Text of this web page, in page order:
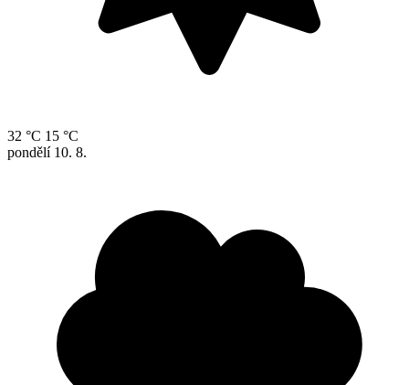
32 °C 15 °C
pondělí 10. 8.